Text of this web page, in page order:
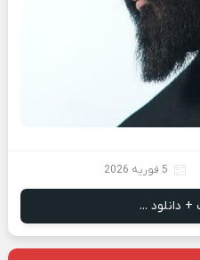
5 فوریه 2026
دانلود ...